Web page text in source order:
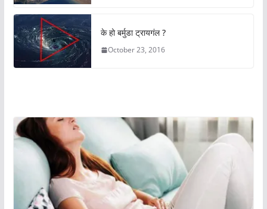
के हो बर्मुडा ट्रायगंल ?
October 23, 2016